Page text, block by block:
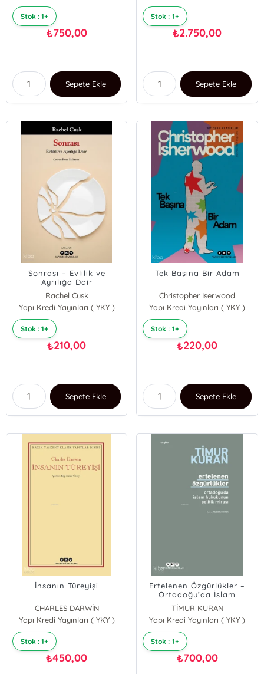
Stok : 1+
₺750,00
Sepete Ekle
Stok : 1+
₺2.750,00
Sepete Ekle
Sonrası – Evlilik ve
Ayrılığa Dair
Rachel Cusk
Yapı Kredi Yayınları ( YKY )
Stok : 1+
₺210,00
Sepete Ekle
Tek Başına Bir Adam
Christopher Iserwood
Yapı Kredi Yayınları ( YKY )
Stok : 1+
₺220,00
Sepete Ekle
İnsanın Türeyişi
CHARLES DARWİN
Yapı Kredi Yayınları ( YKY )
Stok : 1+
₺450,00
Ertelenen Özgürlükler –
Ortadoğu’da İslam
Hukukunun Politik Mirası
TİMUR KURAN
Yapı Kredi Yayınları ( YKY )
Stok : 1+
₺700,00